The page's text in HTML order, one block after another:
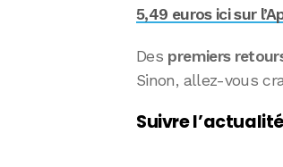
5,49 euros ici sur
Des premiers
Sinon, allez-vous
Suivre